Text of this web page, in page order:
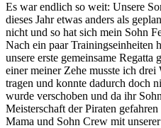
Es war endlich so weit: Unsere
dieses Jahr etwas anders als
nicht und so hat sich mein Sohn
Nach ein paar Trainingseinheiten
unsere erste gemeinsame
einer meiner Zehe musste ich drei
tragen und konnte dadurch doch
wurde verschoben und da ihr
Meisterschaft der Piraten
Mama und Sohn Crew mit